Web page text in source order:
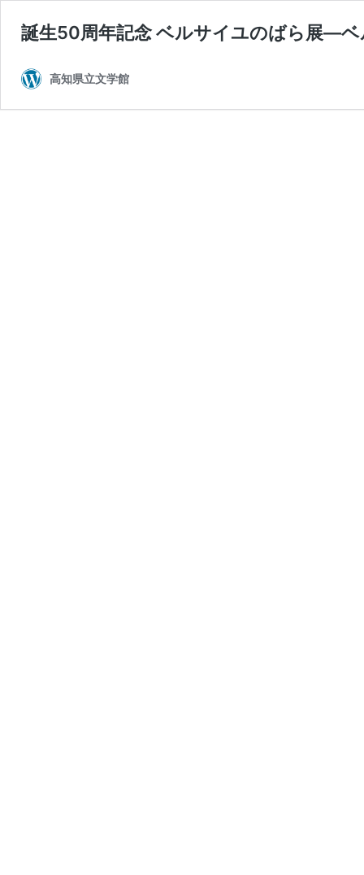
誕生50周年記念 ベルサイユのばら展―
高知県立文学館